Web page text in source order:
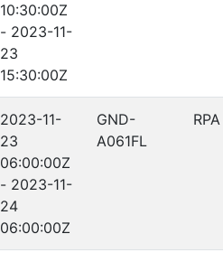
10:30:00Z
- 2023-11-
23
15:30:00Z
2023-11-
23
06:00:00Z
- 2023-11-
24
06:00:00Z
GND-
A061FL
RPA